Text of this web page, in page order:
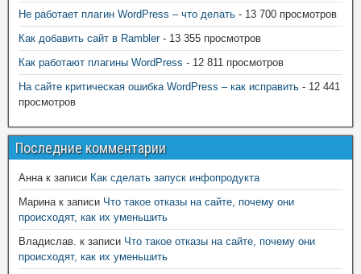
Не работает плагин WordPress – что делать - 13 700 просмотров
Как добавить сайт в Rambler- 13 355 просмотров
Как работают плагины WordPress - 12 811 просмотров
На сайте критическая ошибка WordPress – как исправить - 12 441
просмотров
Последние комментарии
Аннак записи Как сделать запуск инфопродукта
Маринак записи Что такое отказы на сайте, почему они
происходят, как их уменьшить
Владислав. к записи Что такое отказы на сайте, почему они
происходят, как их уменьшить